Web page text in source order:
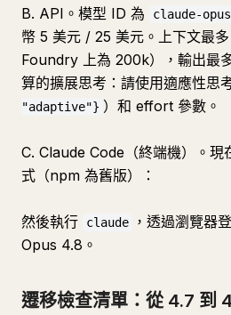
B. API。模型 ID 為 claude-
幣 5 美元 / 25 美元。上下文最
Foundry 上為 200k），輸出最
算的擴展思考：請使用適應性思
"adaptive"} ）和 effort 參數。
C. Claude Code（終端機）。現
式（npm 為舊版）：
然後執行 claude ，透過瀏覽器
Opus 4.8。
遷移檢查清單：從 4.7 到